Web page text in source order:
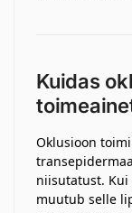
Kuidas
Oklusioon
niisutatust.
muutub selle